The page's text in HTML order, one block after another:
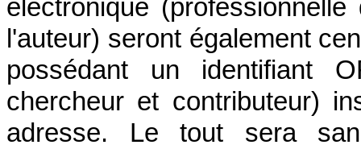
électronique
l'auteur) seront également
possédant un identifiant
chercheur et contributeur)
adresse. Le tout sera